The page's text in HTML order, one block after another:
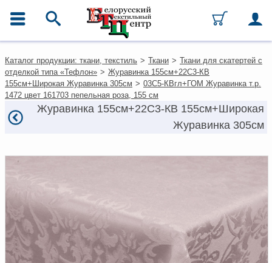
Каталог
Ткани
Домашний текстиль
Одежда
Ковры
Оплата и доставка
Как оформить заказ
Вакансии
Как нас найти
Каталог продукции: ткани, текстиль > Ткани > Ткани для скатертей с
отделкой типа «Тефлон» > Журавинка 155см+22С3-КВ
155см+Широкая Журавинка 305см > 03С5-КВгл+ГОМ Журавинка т.р.
1472 цвет 161703 пепельная роза, 155 см
Журавинка 155см+22С3-КВ 155см+Широкая
Журавинка 305см